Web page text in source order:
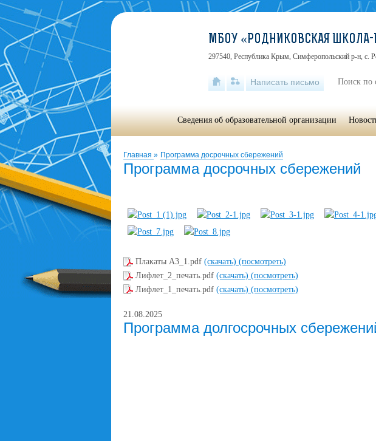
Главная » Программа досрочных сбережений
Программа досрочных сбережений
Плакаты А3_1.pdf (скачать) (посмотреть)
Лифлет_2_печать.pdf (скачать) (посмотреть)
Лифлет_1_печать.pdf (скачать) (посмотреть)
21.08.2025
Программа долгосрочных
МБОУ «РОДНИКОВСКАЯ
297540, Республика Крым, Симферопольский р-н, с.
Написать письмо
Сведения об образовательной организации